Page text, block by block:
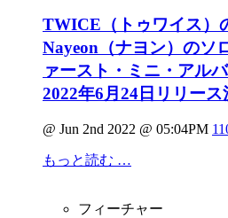
TWICE（トゥワイス）
Nayeon（ナヨン）のソ
ァースト・ミニ・アル
2022年6月24日リリース
@ Jun 2nd 2022 @ 05:04PM
もっと読む …
フィーチャー